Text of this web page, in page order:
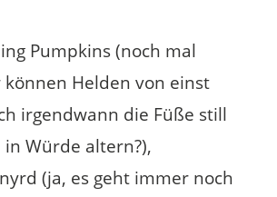
Pumpkins (noch mal
können Helden von einst
irgendwann die Füße still
Würde altern?),
(ja, es geht immer noch